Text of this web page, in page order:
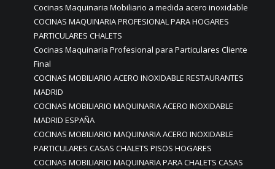
Cocinas Maquinaria Mobiliario a medida acero inoxidable
COCINAS MAQUINARIA PROFESIONAL PARA HOGARES
PARTICULARES CHALETS
Cocinas Maquinaria Profesional para Particulares Cliente
Final
COCINAS MOBILIARIO ACERO INOXIDABLE RESTAURANTES
MADRID
COCINAS MOBILIARIO MAQUINARIA ACERO INOXIDABLE
MADRID ESPAÑA
COCINAS MOBILIARIO MAQUINARIA ACERO INOXIDABLE
PARTICULARES CASAS CHALETS PISOS HOGARES
COCINAS MOBILIARIO MAQUINARIA PARA CHALETS CASAS